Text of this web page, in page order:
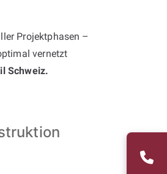
Projektphasen –
vernetzt
Schweiz.